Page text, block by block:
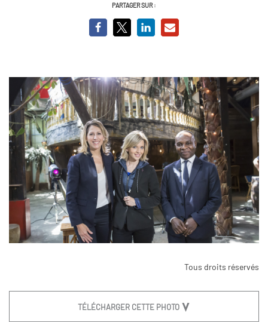
PARTAGER SUR :
Tous droits réservés
TÉLÉCHARGER CETTE PHOTO